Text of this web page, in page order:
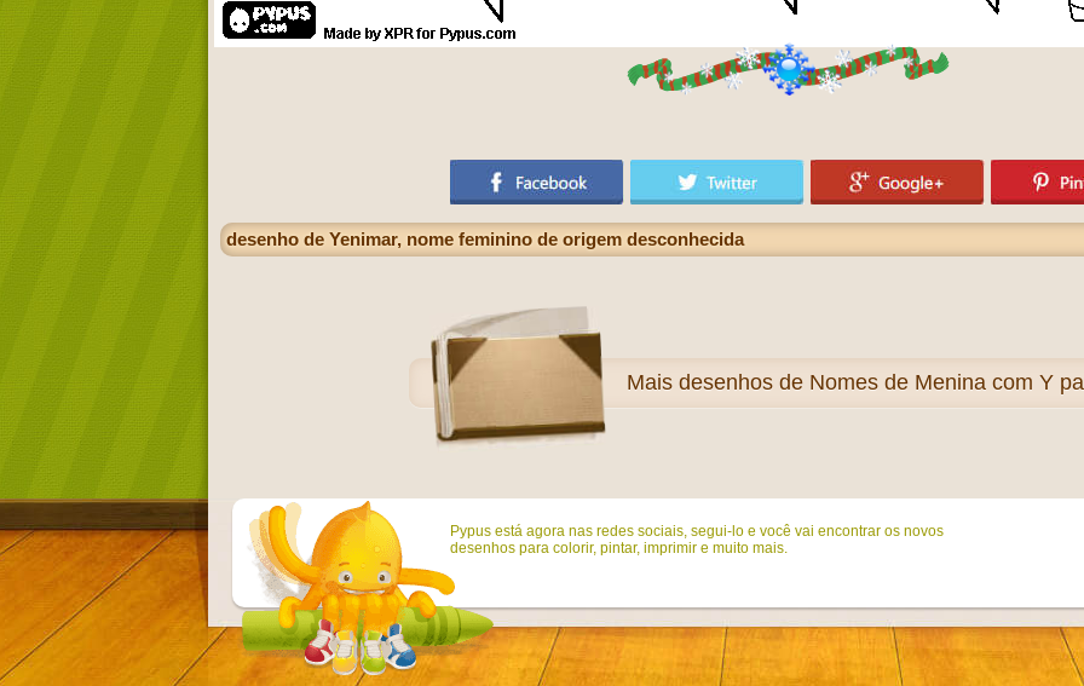
desenho de Yenimar, nome feminino de origem desconhecida
Mais desenhos de Nomes de Menina com Y
Pypus está agora nas redes sociais, segui-lo e você vai encontrar os novos
desenhos para colorir, pintar, imprimir e muito mais.